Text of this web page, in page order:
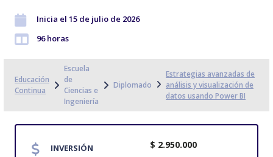
Inicia el 15 de julio de 2026
96 horas
Educación
Continua
Escuela
de
Ciencias e
Ingeniería
Diplomado
Estrategias avanzadas de
análisis y visualización de
datos usando Power BI
INVERSIÓN $ 2.950.000